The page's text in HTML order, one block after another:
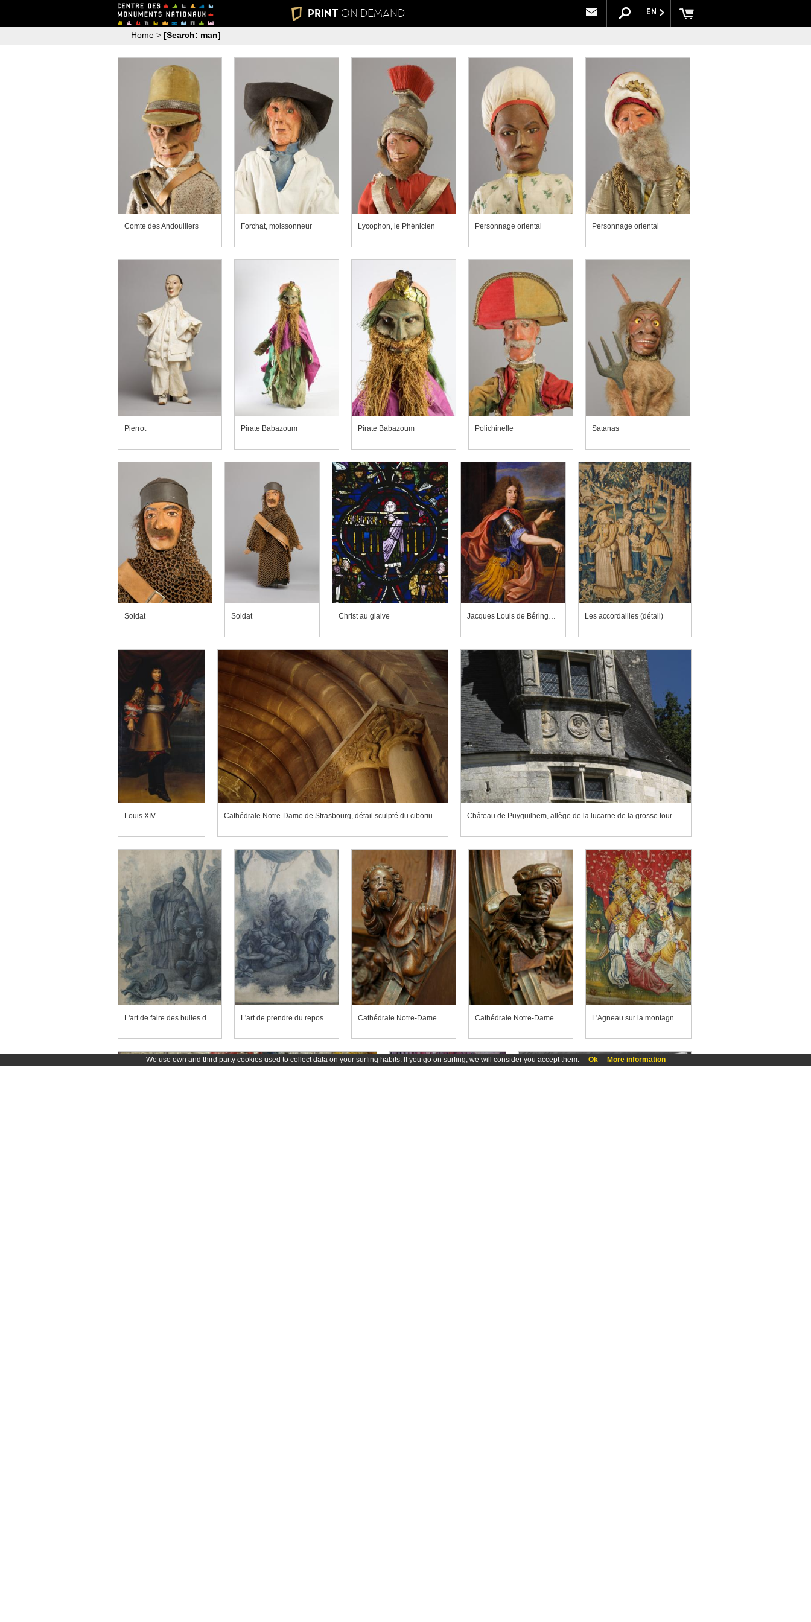
We use own and third party cookies used to collect data on your surfing habits. If you go on surfing, we will consider you accept them. Ok More information
EN
PRINT ON DEMAND
Home > [Search: man]
Comte des Andouillers Forchat, moissonneur Lycophon, le Phénicien Personnage oriental Personnage oriental
Pierrot Pirate Babazoum Pirate Babazoum Polichinelle Satanas
Soldat Soldat Christ au glaive Jacques Louis de Béringhen Les accordailles (détail)
Louis XIV Cathédrale Notre-Dame de Strasbourg, détail sculpté du ciborium dans le bras nord du transept Château de Puyguilhem, allège de la lucarne de la grosse tour
L'art de faire des bulles de savon (détail) L'art de prendre du repos (détail) Cathédrale Notre-Dame d'Amiens, appuie-main de la stalle 62-63 Cathédrale Notre-Dame d'Amiens, appuie-main de la stalle 80-81 L'Agneau sur la montagne de Sion, détail d'un des groupes de vieillards